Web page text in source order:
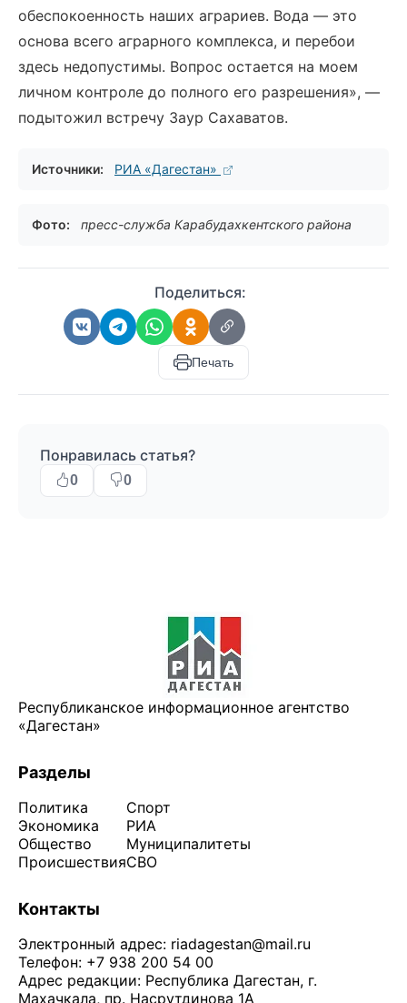
обеспокоенность наших аграриев. Вода — это
основа всего аграрного комплекса, и перебои
здесь недопустимы. Вопрос остается на моем
личном контроле до полного его разрешения», —
подытожил встречу Заур Сахаватов.
Источники: РИА «Дагестан»
Фото: пресс-служба Карабудахкентского района
Поделиться:
Печать
Понравилась статья?
0 0
Республиканское информационное агентство
«Дагестан»
Разделы
Политика
Экономика
Общество
Происшествия
Спорт
РИА
Муниципалитеты
СВО
Контакты
Электронный адрес: riadagestan@mail.ru
Телефон: +7 938 200 54 00
Адрес редакции: Республика Дагестан, г.
Махачкала, пр. Насрутдинова 1А